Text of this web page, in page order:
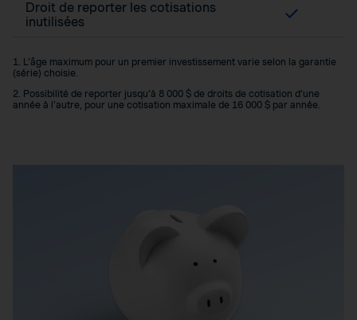
Droit de reporter les cotisations
inutilisées
1. L’âge maximum pour un premier investissement varie selon la garantie
(série) choisie.
2. Possibilité de reporter jusqu’à 8 000 $ de droits de cotisation d’une
année à l’autre, pour une cotisation maximale de 16 000 $ par année.